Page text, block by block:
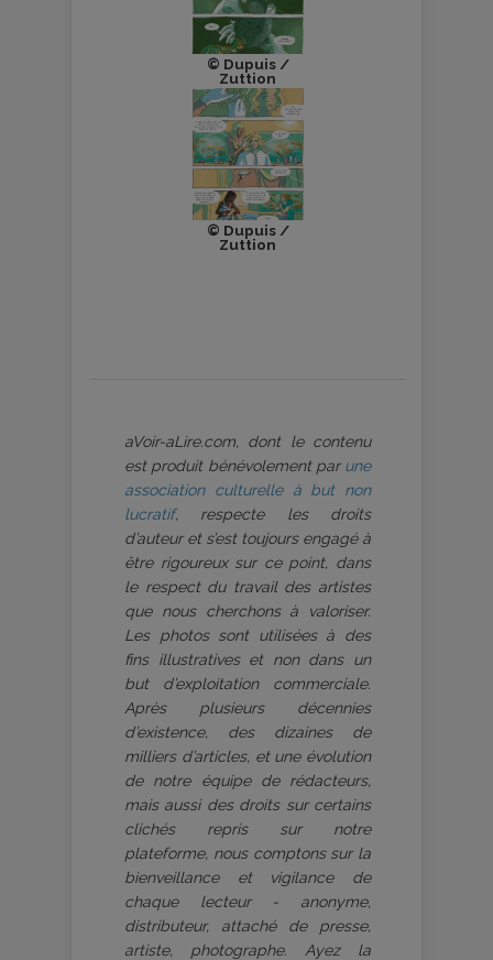
© Dupuis /
Zuttion
© Dupuis /
Zuttion
aVoir-aLire.com, dont le contenu
est produit bénévolement par une
association culturelle à but non
lucratif, respecte les droits
d’auteur et s’est toujours engagé à
être rigoureux sur ce point, dans
le respect du travail des artistes
que nous cherchons à valoriser.
Les photos sont utilisées à des
fins illustratives et non dans un
but d’exploitation commerciale.
Après plusieurs décennies
d’existence, des dizaines de
milliers d’articles, et une évolution
de notre équipe de rédacteurs,
mais aussi des droits sur certains
clichés repris sur notre
plateforme, nous comptons sur la
bienveillance et vigilance de
chaque lecteur - anonyme,
distributeur, attaché de presse,
artiste, photographe. Ayez la